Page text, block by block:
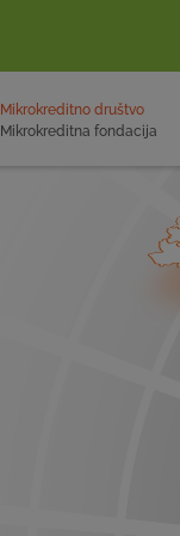
Mikrokreditno društvo
Mikrokreditna fondacija